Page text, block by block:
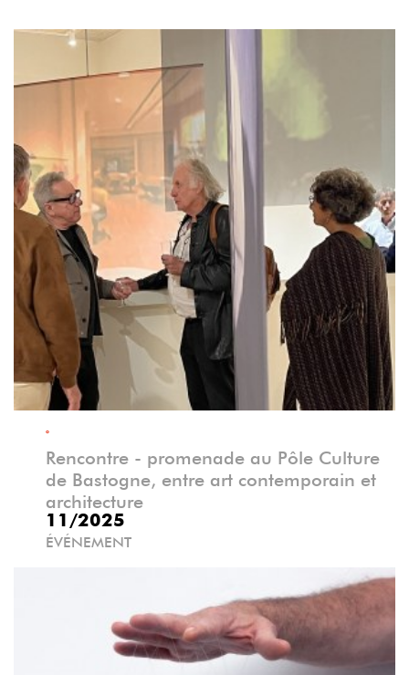
°
Rencontre - promenade au Pôle Culture
de Bastogne, entre art contemporain et
architecture
11/2025
ÉVÉNEMENT